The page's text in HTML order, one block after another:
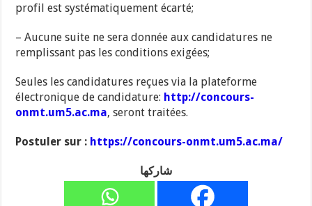
profil est systématiquement écarté;
– Aucune suite ne sera donnée aux candidatures ne
remplissant pas les conditions exigées;
Seules les candidatures reçues via la plateforme
électronique de candidature: http://concours-
onmt.um5.ac.ma, seront traitées.
Postuler sur : https://concours-onmt.um5.ac.ma/
شاركها